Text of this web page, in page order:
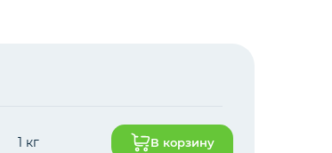
1 кг В корзину